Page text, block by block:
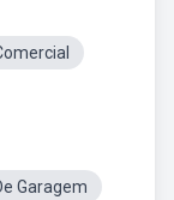
Garagem